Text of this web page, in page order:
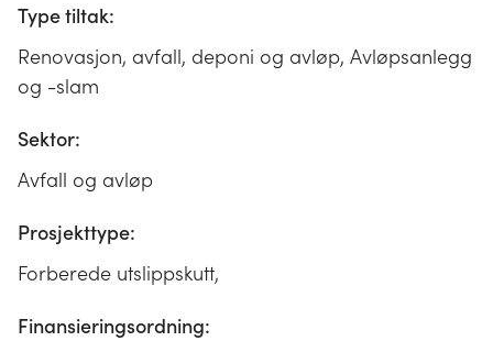
Type tiltak:
Renovasjon, avfall, deponi og avløp, Avløpsanlegg
og -slam
Sektor:
Avfall og avløp
Prosjekttype:
Forberede utslippskutt,
Finansieringsordning: